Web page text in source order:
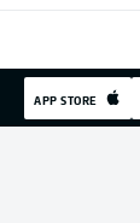
APP STORE